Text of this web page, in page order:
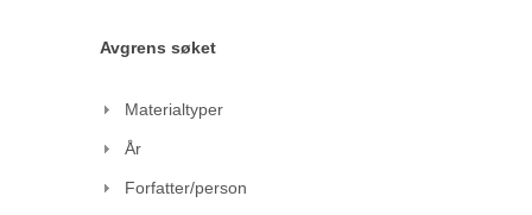
Avgrens søket
Materialtyper
År
Forfatter/person